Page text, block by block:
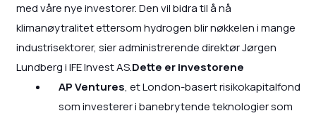
med våre nye investorer. Den vil bidra til å nå
klimanøytralitet ettersom hydrogen blir nøkkelen i mange
industrisektorer, sier administrerende direktør Jørgen
Lundberg i IFE Invest AS.Dette er investorene
AP Ventures, et London-basert risikokapitalfond
som investerer i banebrytende teknologier som